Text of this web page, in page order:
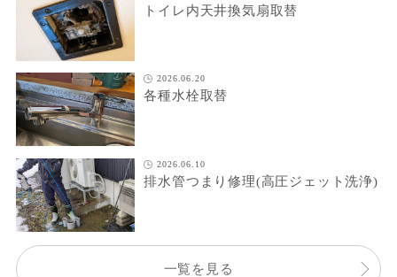
トイレ内天井換気扇取替
2026.06.20
各種水栓取替
2026.06.10
排水管つまり修理(高圧ジェット洗浄)
一覧を見る